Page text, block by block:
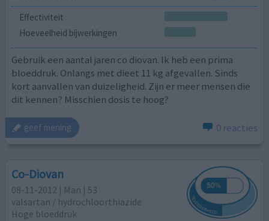
Effectiviteit
Hoeveelheid bijwerkingen
Gebruik een aantal jaren co diovan. Ik heb een prima
bloeddruk. Onlangs met dieet 11 kg afgevallen. Sinds
kort aanvallen van duizeligheid. Zijn er meer mensen die
dit kennen? Misschien dosis te hoog?
geef mening 0 reacties
Co-Diovan
08-11-2012 | Man | 53
valsartan / hydrochloorthiazide
Hoge bloeddruk